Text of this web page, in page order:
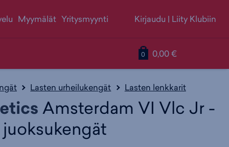
Myymälät Yritysmyynti Kirjaudu | Liity Klubiin
S
i
T
u
o
0 T
u
o
0,00 €
Lasten urheilukengät Lasten lenkkarit
Amsterdam VI Vlc Jr -